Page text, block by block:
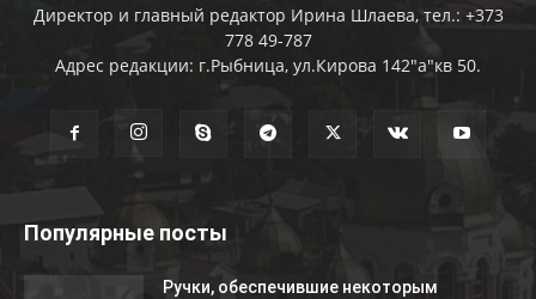
Директор и главный редактор Ирина Шлаева, тел.: +373
778 49-787
Адрес редакции: г.Рыбница, ул.Кирова 142"а"кв 50.
Популярные посты
Ручки, обеспечившие некоторым